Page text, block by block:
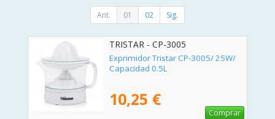
Ant. 01 02 Sig.
TRISTAR - CP-3005
Exprimidor Tristar CP-3005/ 25W/
Capacidad 0.5L
10,25 €
Comprar